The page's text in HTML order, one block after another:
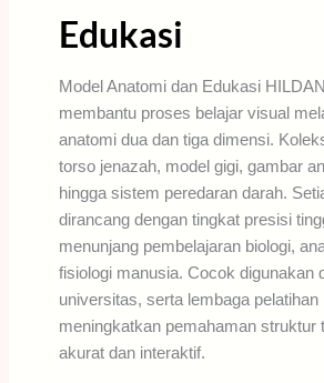
Edukasi
Model Anatomi dan Edukasi
membantu proses belajar visual
anatomi dua dan tiga dimensi.
torso jenazah, model gigi, gambar
hingga sistem peredaran darah.
dirancang dengan tingkat presisi
menunjang pembelajaran biologi,
fisiologi manusia. Cocok digunakan
universitas, serta lembaga pelatihan
meningkatkan pemahaman struktur
akurat dan interaktif.